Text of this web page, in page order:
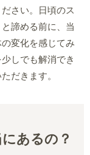
さい。日頃のス
諦める前に、当
変化を感じてみ
しでも解消でき
だきます。
あるの？